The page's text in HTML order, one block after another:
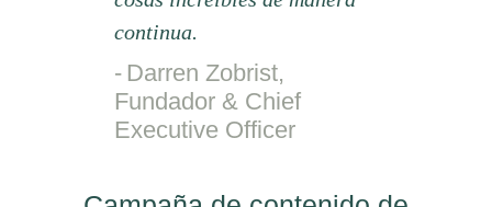
continua.
Darren Zobrist,
Fundador & Chief
Executive Officer